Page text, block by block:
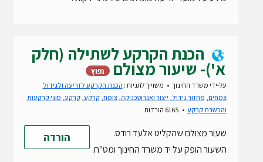
הכנת הקרקע לשתילה (חלק
א')- שיעור מצולם נפוץ
על-ידי משרד החינוך משוייך לתגיות : הכנת הקרקע לזריעה ולגידול
צמחים, מחזור גידול, ייצור ואגרוטכניקה, צומח, קרקע, קרקע, סוגי קרקעות
והכשרת קרקע
הורדה
שעור מצולם שהקליט אלעד רודס.
השעור הופק על יד משרד החינוך ומט"ח.